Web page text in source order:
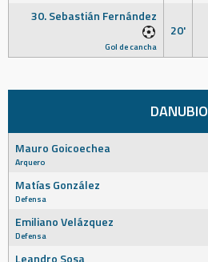
30. Sebastián Fernández
Gol de cancha
20'
DANUBIO
Mauro Goicoechea
Arquero
Matías González
Defensa
Emiliano Velázquez
Defensa
Leandro Sosa